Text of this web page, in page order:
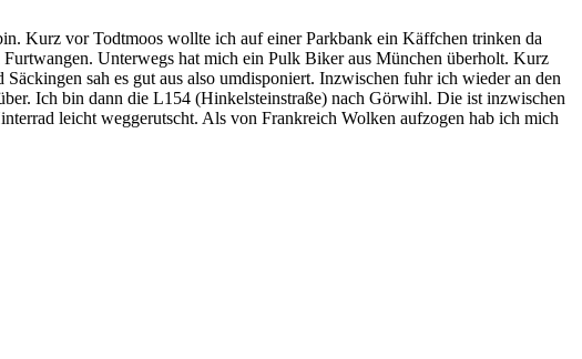
Kurz vor Todtmoos wollte ich auf einer Parkbank ein Käffchen trinken da
Unterwegs hat mich ein Pulk Biker aus München überholt. Kurz
sah es gut aus also umdisponiert. Inzwischen fuhr ich wieder an den
Ich bin dann die L154 (Hinkelsteinstraße) nach Görwihl. Die ist inzwischen
leicht weggerutscht. Als von Frankreich Wolken aufzogen hab ich mich